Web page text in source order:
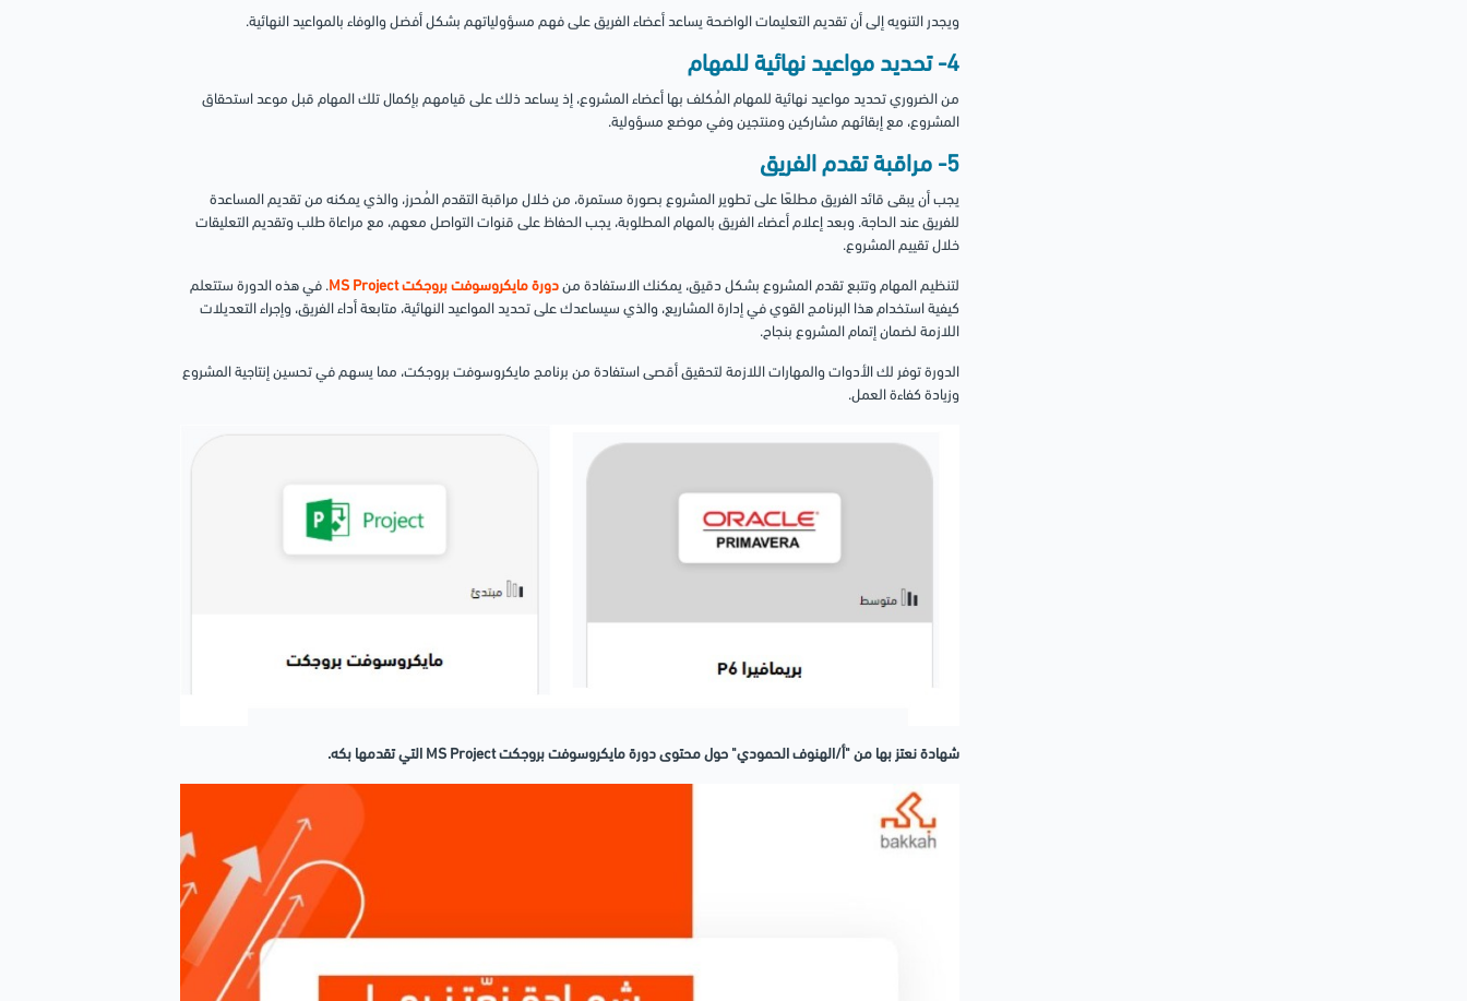
ويجدر التنويه إلى أن تقديم التعليمات الواضحة يساعد أعضاء الفريق على فهم مسؤولياتهم بشكل أفضل والوفاء بالمواعيد النهائية.
4- تحديد مواعيد نهائية للمهام
من الضروري تحديد مواعيد نهائية للمهام المُكلف بها أعضاء المشروع، إذ يساعد ذلك على قيامهم بإكمال تلك المهام قبل موعد استحقاق
المشروع، مع إبقائهم مشاركين ومنتجين وفي موضع مسؤولية.
5- مراقبة تقدم الفريق
يجب أن يبقى قائد الفريق مطلعًا على تطوير المشروع بصورة مستمرة، من خلال مراقبة التقدم المُحرز، والذي يمكنه من تقديم المساعدة
للفريق عند الحاجة. وبعد إعلام أعضاء الفريق بالمهام المطلوبة، يجب الحفاظ على قنوات التواصل معهم، مع مراعاة طلب وتقديم التعليقات
خلال تقييم المشروع.
لتنظيم المهام وتتبع تقدم المشروع بشكل دقيق، يمكنك الاستفادة من دورة مايكروسوفت بروجكت MS Project . في هذه الدورة ستتعلم
كيفية استخدام هذا البرنامج القوي في إدارة المشاريع، والذي سيساعدك على تحديد المواعيد النهائية، متابعة أداء الفريق، وإجراء التعديلات
اللازمة لضمان إتمام المشروع بنجاح.
الدورة توفر لك الأدوات والمهارات اللازمة لتحقيق أقصى استفادة من برنامج مايكروسوفت بروجكت، مما يسهم في تحسين إنتاجية المشروع
وزيادة كفاءة العمل.
شهادة نعتز بها من "أ/الهنوف الحمودي" حول محتوى دورة مايكروسوفت بروجكت MS Project التي تقدمها بكه.